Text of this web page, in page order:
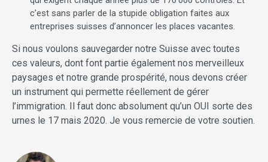
c’est sans parler de la stupide obligation faites aux
entreprises suisses d’annoncer les places vacantes.
Si nous voulons sauvegarder notre Suisse avec toutes
ces valeurs, dont font partie également nos merveilleux
paysages et notre grande prospérité, nous devons créer
un instrument qui permette réellement de gérer
l’immigration. Il faut donc absolument qu’un OUI sorte des
urnes le 17 mais 2020. Je vous remercie de votre soutien.